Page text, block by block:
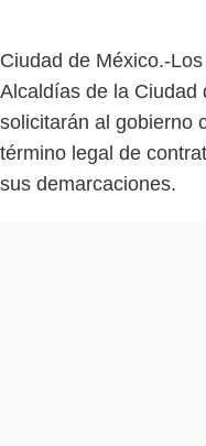
Ciudad de México.-
Alcaldías de la Ciudad
solicitarán al gobierno
término legal de
sus demarcaciones.